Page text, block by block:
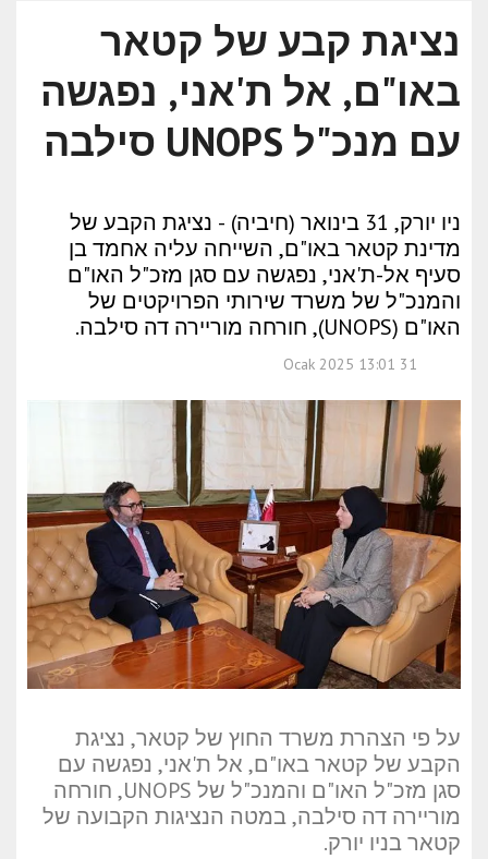
נציגת קבע של קטאר
באו"ם, אל ת'אני, נפגשה
עם מנכ"ל UNOPS סילבה
ניו יורק, 31 בינואר (חיביה) - נציגת הקבע של
מדינת קטאר באו"ם, השייחה עליה אחמד בן
סעיף אל-ת'אני, נפגשה עם סגן מזכ"ל האו"ם
והמנכ"ל של משרד שירותי הפרויקטים של
האו"ם (UNOPS), חורחה מוריירה דה סילבה.
31 Ocak 2025 13:01
על פי הצהרת משרד החוץ של קטאר, נציגת
הקבע של קטאר באו"ם, אל ת'אני, נפגשה עם
סגן מזכ"ל האו"ם והמנכ"ל של UNOPS, חורחה
מוריירה דה סילבה, במטה הנציגות הקבועה של
קטאר בניו יורק.